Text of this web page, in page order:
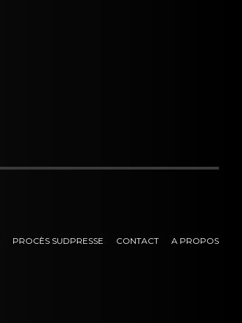
PROCÈS SUDPRESSE CONTACT A PROPOS